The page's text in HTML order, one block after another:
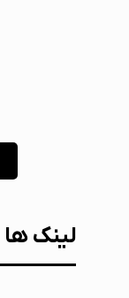
لینک ها